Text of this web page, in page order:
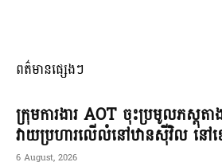
ពត៌មានផ្សេងៗ
ក្រុមការងារ AOT ចុះប្រមូលភស្តុ
វាយប្រហារលើលំនៅឋានស៊ីវិល នៅខេ
6 August, 2026